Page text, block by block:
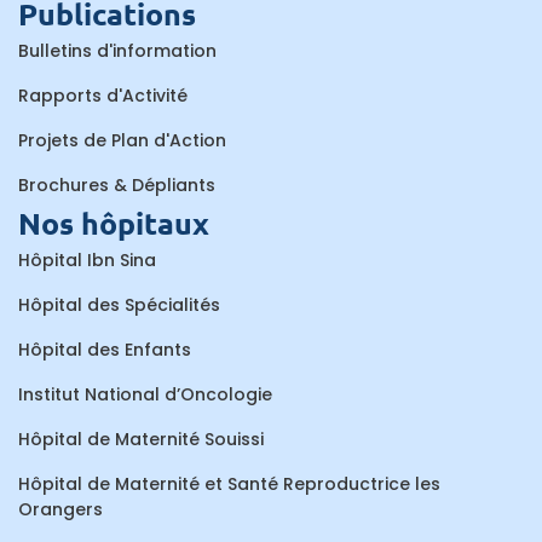
Publications
Bulletins d'information
Rapports d'Activité
Projets de Plan d'Action
Brochures & Dépliants
Nos hôpitaux
Hôpital Ibn Sina
Hôpital des Spécialités
Hôpital des Enfants
Institut National d’Oncologie
Hôpital de Maternité Souissi
Hôpital de Maternité et Santé Reproductrice les
Orangers